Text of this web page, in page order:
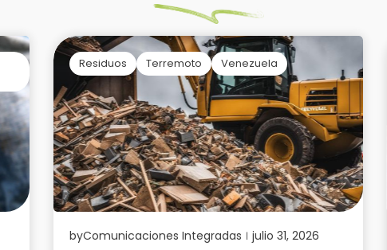
Residuos Terremoto Venezuela
byComunicaciones Integradas julio 31, 2026